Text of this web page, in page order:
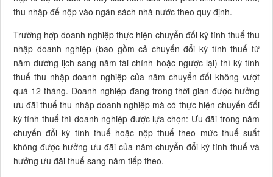
thu nhập để nộp vào ngân sách nhà nước theo quy định.
Trường hợp doanh nghiệp thực hiện chuyển đổi kỳ tính thuế thu
nhập doanh nghiệp (bao gồm cả chuyển đổi kỳ tính thuế từ
năm dương lịch sang năm tài chính hoặc ngược lại) thì kỳ tính
thuế thu nhập doanh nghiệp của năm chuyển đổi không vượt
quá 12 tháng. Doanh nghiệp đang trong thời gian được hưởng
ưu đãi thuế thu nhập doanh nghiệp mà có thực hiện chuyển đổi
kỳ tính thuế thì doanh nghiệp được lựa chọn: Ưu đãi trong năm
chuyển đổi kỳ tính thuế hoặc nộp thuế theo mức thuế suất
không được hưởng ưu đãi của năm chuyển đổi kỳ tính thuế và
hưởng ưu đãi thuế sang năm tiếp theo.